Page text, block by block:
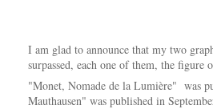
I am glad to announce that my two
surpassed, each one of them, the figure
"Monet, Nomade de la Lumière" was
Mauthausen" was published in